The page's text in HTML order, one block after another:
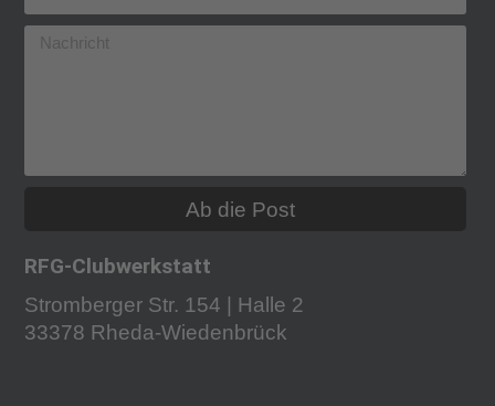
RFG-Clubwerkstatt
Stromberger Str. 154 | Halle 2
33378 Rheda-Wiedenbrück
Ab die Post